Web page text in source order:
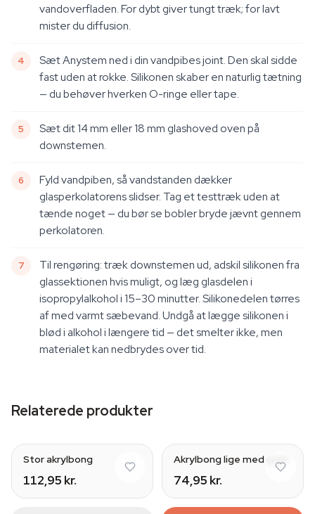
vandoverfladen. For dybt giver tungt træk; for lavt
mister du diffusion.
Sæt Anystem ned i din vandpibes joint. Den skal sidde
fast uden at rokke. Silikonen skaber en naturlig tætning
— du behøver hverken O-ringe eller tape.
Sæt dit 14 mm eller 18 mm glashoved oven på
downstemen.
Fyld vandpiben, så vandstanden dækker
glasperkolatorens slidser. Tag et testtræk uden at
tænde noget — du bør se bobler bryde jævnt gennem
perkolatoren.
Til rengøring: træk downstemen ud, adskil silikonen fra
glassektionen hvis muligt, og læg glasdelen i
isopropylalkohol i 15–30 minutter. Silikonedelen tørres
af med varmt sæbevand. Undgå at lægge silikonen i
blød i alkohol i længere tid — det smelter ikke, men
materialet kan nedbrydes over tid.
Relaterede produkter
Stor akrylbong
112,95 kr.
Akrylbong lige med greb
74,95 kr.